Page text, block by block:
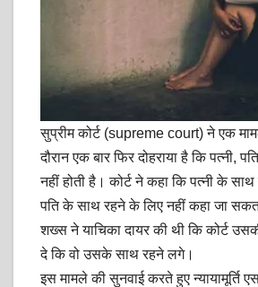
सुप्रीम कोर्ट (supreme court) ने एक
दौरान एक बार फिर दोहराया है कि पत्नी,
नहीं होती है। कोर्ट ने कहा कि पत्नी के
पति के साथ रहने के लिए नहीं कहा जा
शख्स ने याचिका दायर की थी कि कोर्ट
दे कि वो उसके साथ रहने लगे।
इस मामले की सुनवाई करते हुए न्यायामूर्ति